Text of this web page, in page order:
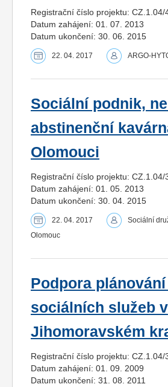
Registrační číslo projektu: CZ.1.04/
Datum zahájení: 01. 07. 2013
Datum ukončení: 30. 06. 2015
22. 04. 2017 ARGO-
Sociální podnik,
abstinenční
Olomouci
Registrační číslo projektu:
Datum zahájení: 01. 05. 2013
Datum ukončení: 30. 04. 2015
22. 04. 2017
Sociální
Olomouc
Podpora
sociálních služeb v
Jihomoravském
Registrační číslo projektu: CZ.1.04/
Datum zahájení: 01. 09. 2009
Datum ukončení: 31. 08. 2011